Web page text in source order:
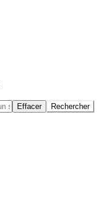
Effacer Rechercher